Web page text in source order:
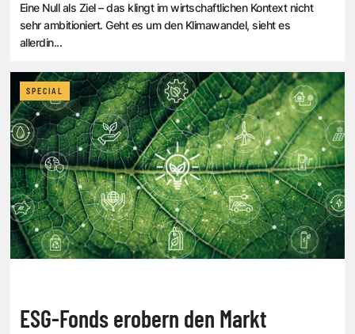
Eine Null als Ziel – das klingt im wirtschaftlichen Kontext nicht
sehr ambitioniert. Geht es um den Klimawandel, sieht es
allerdin...
SPECIAL
ESG-Fonds erobern den Markt